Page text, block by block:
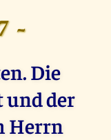
-
Die
der
Herrn